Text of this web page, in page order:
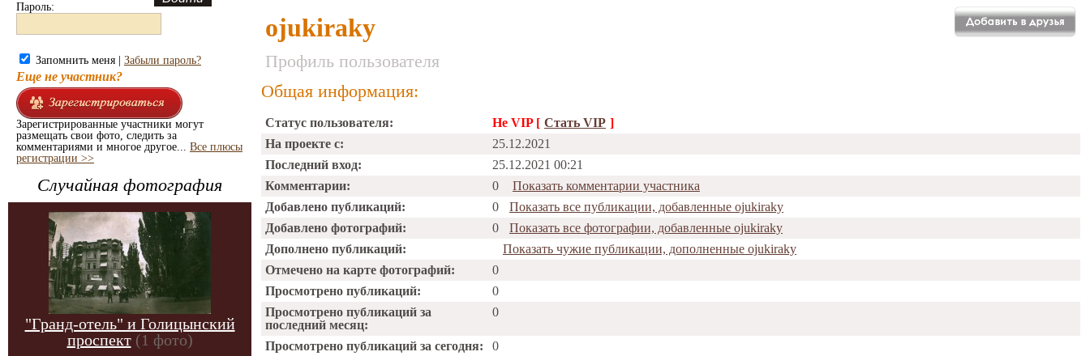
Пароль:
Запомнить меня | Забыли пароль?
Еще не участник?
Зарегистрированные участники могут
размещать свои фото, следить за
комментариями и многое другое... Все плюсы
регистрации >>
Случайная фотография
"Гранд-отель" и Голицынский
проспект (1 фото)
ojukiraky
Профиль пользователя
Общая информация:
Статус пользователя: Не VIP [ Стать VIP ]
На проекте с:
25.12.2021
Последний вход:
25.12.2021 00:21
Комментарии:
0
Показать комментарии участника
Добавлено публикаций:
0
Показать все публикации, добавленные ojukiraky
Добавлено фотографий:
0
Показать все фотографии, добавленные ojukiraky
Дополнено публикаций:
Показать чужие публикации, дополненные ojukiraky
Отмечено на карте фотографий:
0
Просмотрено публикаций:
0
Просмотрено публикаций за
последний месяц:
0
Просмотрено публикаций за сегодня:
0